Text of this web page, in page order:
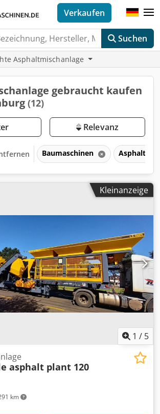
Suchen
Verkaufen
Asphaltmischanlage
gebraucht kaufen
(12)
Relevanz
Baumaschinen
Kleinanzeige
1 / 5
km
asphalt plant 120